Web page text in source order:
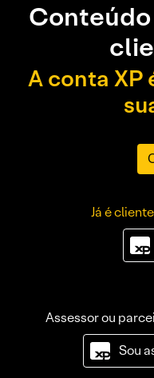
A conta XP
Já é
Assessor ou
Sou